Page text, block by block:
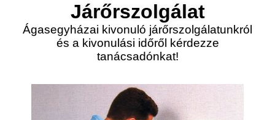
Járőrszolgálat
Ágasegyházai kivonuló járőrszolgálatunkról
és a kivonulási időről kérdezze
tanácsadónkat!